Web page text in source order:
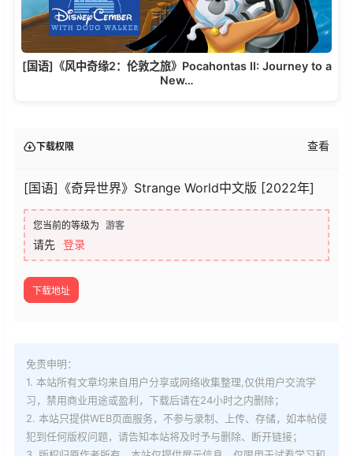
[国语]《风中奇缘2：伦敦之旅》Pocahontas II: Journey to a
New…
下载权限 查看
[国语]《奇异世界》Strange World中文版 [2022年]
您当前的等级为 游客
请先 登录
下载地址
免责申明：
1. 本站所有文章均来自用户分享或网络收集整理,仅供用户交流学
习，禁用商业用途或盈利，下载后请在24小时之内删除；
2. 本站只提供WEB页面服务，不参与录制、上传、存储，如本帖侵
犯到任何版权问题，请告知本站将及时予与删除、断开链接；